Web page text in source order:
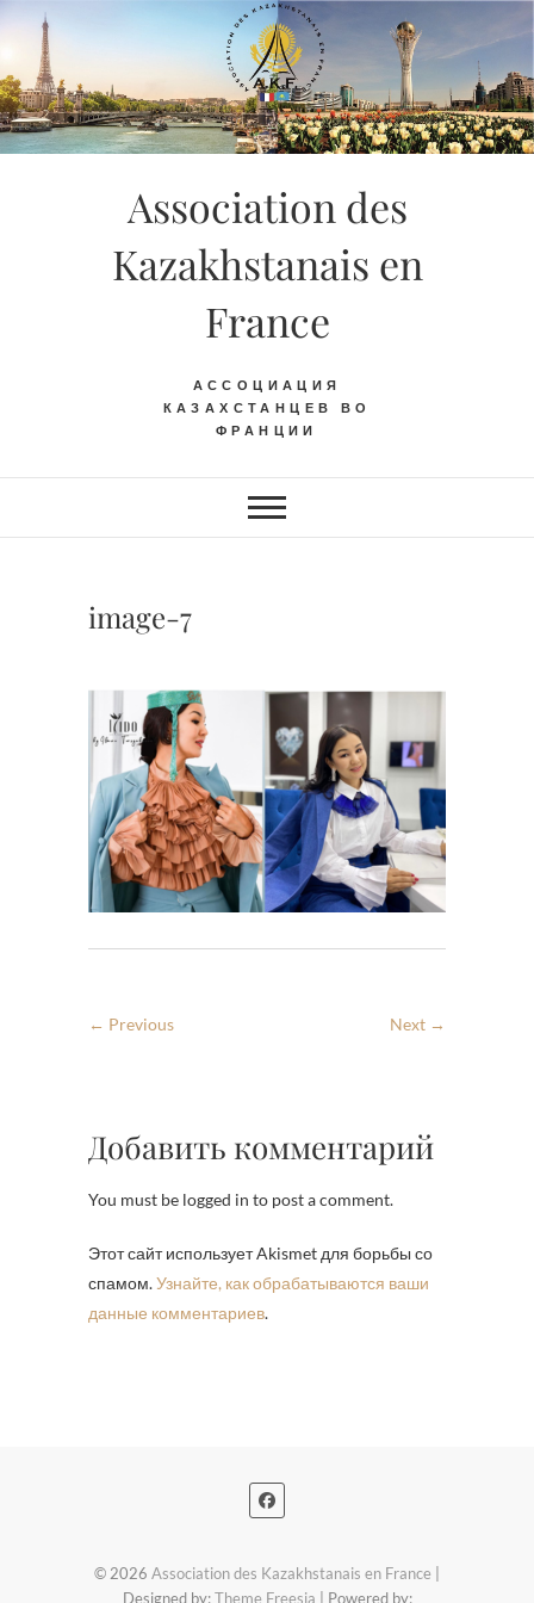
Skip
content
Association des
Kazakhstanais en
France
АССОЦИАЦИЯ
КАЗАХСТАНЦЕВ ВО
ФРАНЦИИ
image-7
← Previous Next →
Добавить комментарий
You must be logged in to post a comment.
Этот сайт использует Akismet для борьбы со
спамом.Узнайте, как обрабатываются ваши
данные комментариев.
© 2026 Association des Kazakhstanais en France
Designed by:Theme Freesia | Powered by: